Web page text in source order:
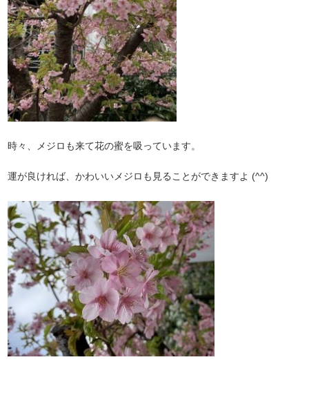
時々、メジロも来て花の蜜を吸っています。
運が良ければ、かわいいメジロも見ることができますよ (^^)